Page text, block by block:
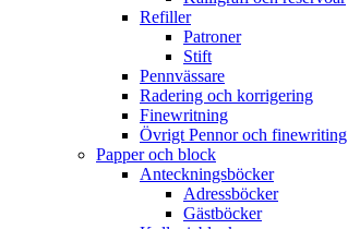
Refiller
Patroner
Stift
Pennvässare
Radering och korrigering
Finewritning
Övrigt Pennor och finewriting
Papper och block
Anteckningsböcker
Adressböcker
Gästböcker